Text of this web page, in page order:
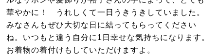
華やかに！ うれしくて一日うきうきしていました。
みなさんもぜひ大切な日に結ってもらってください
ね。いつもと違う自分に1日幸せな気持ちになります。
お着物の着付けもしていただけますよ。